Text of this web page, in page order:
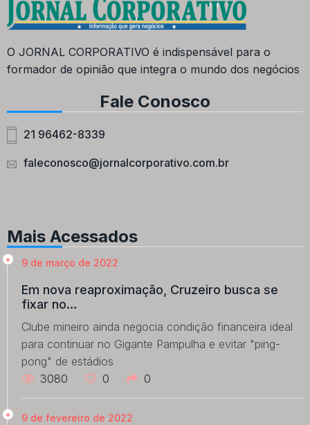
O JORNAL CORPORATIVO é indispensável para o
formador de opinião que integra o mundo dos negócios
Fale Conosco
21 96462-8339
faleconosco@jornalcorporativo.com.br
Mais Acessados
9 de março de 2022
Em nova reaproximação, Cruzeiro busca se
fixar no…
Clube mineiro ainda negocia condição financeira ideal
para continuar no Gigante Pampulha e evitar "ping-
pong" de estádios
3080
0 0
9 de fevereiro de 2022